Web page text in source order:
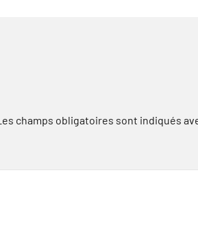
champs obligatoires sont indiqués